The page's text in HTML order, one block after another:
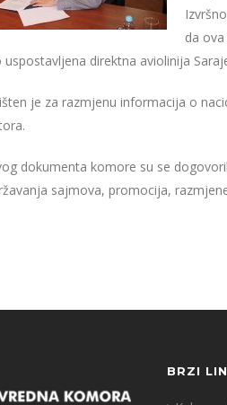
da ova
direktna aviolinija
je za razmjenu informacija o
dokumenta komore su se
sajmova, promocija,
BRZI